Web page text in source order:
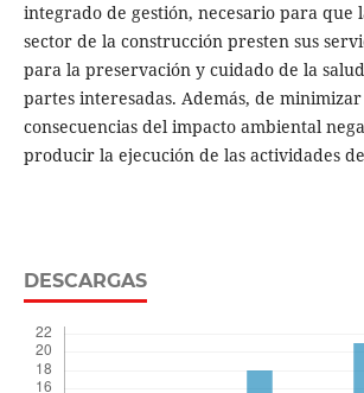
integrado de gestión, necesario para que
sector de la construcción presten sus
para la preservación y cuidado de la
partes interesadas. Además, de minimizar
consecuencias del impacto ambiental
producir la ejecución de las actividades
DESCARGAS